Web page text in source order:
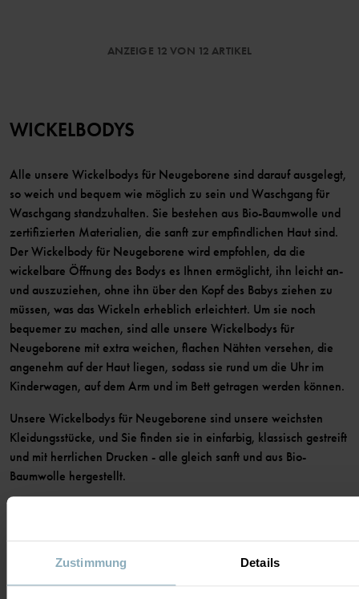
Zustimmung Details
ANZEIGE 12 VON 12 ARTIKEL
WICKELBODYS
Alle unsere Wickelbodys für Neugeborene sind darauf ausgelegt,
so weich und bequem wie möglich zu sein und Waschgang für
Waschgang standzuhalten. Sie bestehen aus Bio-Baumwolle und
zertifizierten Materialien, die sanft zur empfindlichen Haut sind.
Der Wickelbody für Neugeborene wird empfohlen, da die
wickelbare Öffnung des Bodys es Ihnen ermöglicht, ihn leicht an-
und auszuziehen, ohne ihn über den Kopf des Babys ziehen zu
müssen, was das Wickeln erheblich erleichtert. Um sie noch
bequemer zu machen, sind alle unsere Wickelbodys für
Neugeborene mit extra weichen, flachen Nähten versehen, die
angenehm auf der Haut liegen, sodass sie rund um die Uhr im
Kinderwagen, auf dem Arm und im Bett getragen werden können.
Unsere Wickelbodys für Neugeborene sind unsere weichsten
Kleidungsstücke, und Sie finden sie in einfarbig, klassisch gestreift
und mit herrlichen Drucken - alle gleich sanft und aus Bio-
Baumwolle hergestellt.
secondhand zu verkaufen. Auf diese Weise können unsere
Kleidungsstücke mehr Kindern Freude bereiten. Unser Ziel:
mindestens drei Kinder in jedem Kleidungsstück.